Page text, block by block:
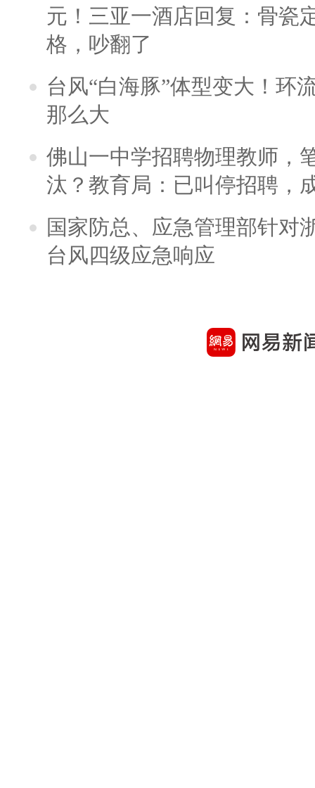
元！三亚一酒店回复：骨瓷
格，吵翻了
台风“白海豚”体型变大！环
那么大
佛山一中学招聘物理教师，
汰？教育局：已叫停招聘，
国家防总、应急管理部针对
台风四级应急响应